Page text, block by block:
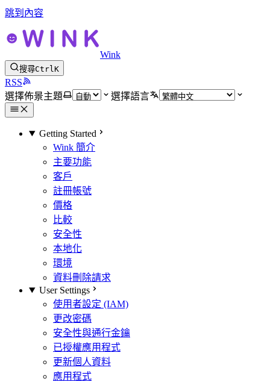
跳到內容
Wink
搜尋CtrlK
RSS
選擇佈景主題
選擇語言
Getting Started
Wink 簡介
主要功能
客戶
註冊帳號
價格
比較
安全性
本地化
環境
資料刪除請求
User Settings
使用者設定 (IAM)
更改密碼
安全性與通行金鑰
已授權應用程式
更新個人資料
應用程式